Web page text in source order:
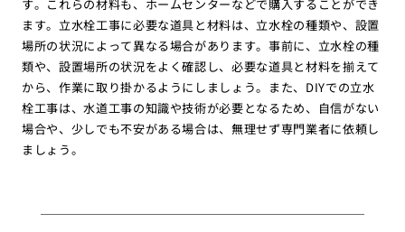
す。これらの材料も、ホームセンターなどで購入することができ
ます。立水栓工事に必要な道具と材料は、立水栓の種類や、設置
場所の状況によって異なる場合があります。事前に、立水栓の種
類や、設置場所の状況をよく確認し、必要な道具と材料を揃えて
から、作業に取り掛かるようにしましょう。また、DIYでの立水
栓工事は、水道工事の知識や技術が必要となるため、自信がない
場合や、少しでも不安がある場合は、無理せず専門業者に依頼し
ましょう。